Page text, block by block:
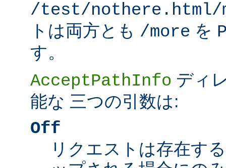
/test/nothere.html/
トは両方とも /more を
す。
AcceptPathInfo ディ
能な 三つの引数は:
Off
リクエストは存在す